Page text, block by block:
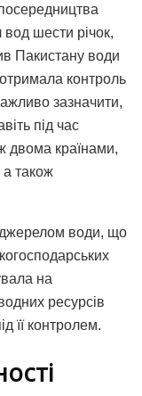
вод шести річок,
Пакистану води
отримала контроль
зазначити,
під час
двома країнами,
а також
джерелом води, що
на
ресурсів
її контролем.